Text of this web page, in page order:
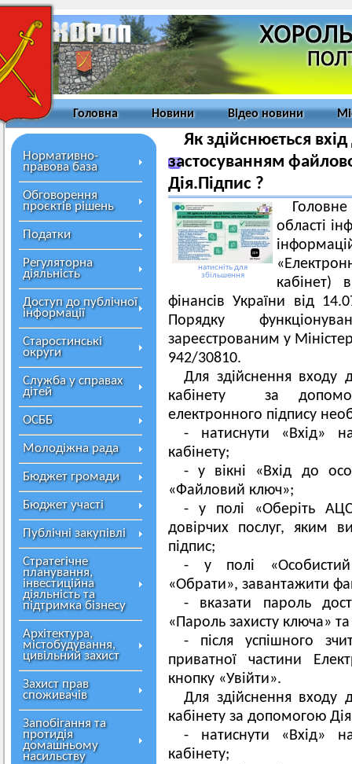
Головна Новини Відео новини
Нормативно-
правова база
Обговорення
проєктів рішень
Податки
Регуляторна
діяльність
Доступ до публічної
інформації
Старостинські
округи
Служба у справах
дітей
ОСББ
Молодіжна рада
Бюджет громади
Бюджет участі
Публічні закупівлі
Стратегічне
планування,
інвестиційна
діяльність та
підтримка бізнесу
Архітектура,
містобудування,
цивільний захист
Захист прав
споживачів
Запобігання та
протидія
домашньому
насильству
Як здійснюється
застосуванням
Дія.Підпис ?
натисніть для
збільшення
області
кабінет)
фінансів України від
Порядку
зареєстрованим у
942/30810.
Для здійснення входу
кабінету за
електронного підпису
- натиснути «Вхід»
кабінету;
- у вікні «Вхід до
«Файловий ключ»;
- у полі «Оберіть
довірчих послуг, яким
підпис;
- у полі «Особистий
«Обрати», завантажити
- вказати пароль
«Пароль захисту ключа»
- після успішного
приватної частини
кнопку «Увійти».
Для здійснення входу
кабінету за допомогою
- натиснути «Вхід»
кабінету;